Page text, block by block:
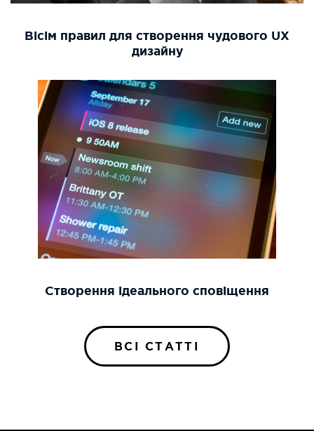
Вісім правил для створення чудового UX
дизайну
Створення ідеального сповіщення
ВСІ СТАТТІ